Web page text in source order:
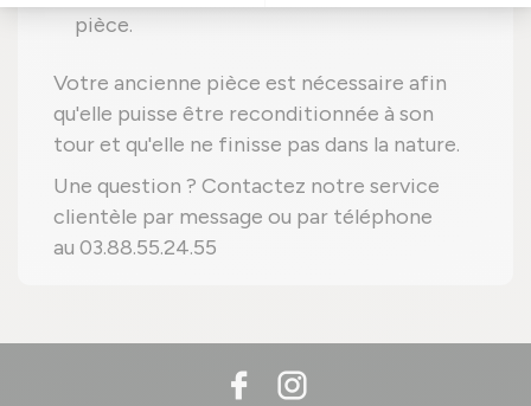
pièce.
Votre ancienne pièce est nécessaire afin
qu'elle puisse être reconditionnée à son
tour et qu'elle ne finisse pas dans la nature.
Une question ? Contactez notre service
clientèle par message ou par téléphone
au 03.88.55.24.55